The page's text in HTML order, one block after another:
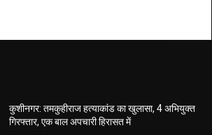
कुशीनगर: तमकुहीराज हत्याकांड का खुलासा, 4 अभियुक्त
गिरफ्तार, एक बाल अपचारी हिरासत में